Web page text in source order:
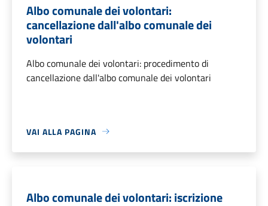
Albo comunale dei volontari:
cancellazione dall'albo comunale dei
volontari
Albo comunale dei volontari: procedimento di
cancellazione dall'albo comunale dei volontari
VAI ALLA PAGINA
Albo comunale dei volontari: iscrizione